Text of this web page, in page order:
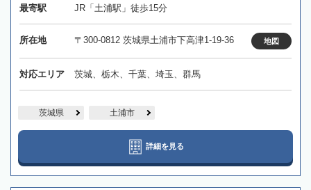
最寄駅 JR「土浦駅」徒歩15分
所在地 〒300-0812 茨城県土浦市下高津1-19-36 地図
対応エリア 茨城、栃木、千葉、埼玉、群馬
茨城県 土浦市
詳細を見る